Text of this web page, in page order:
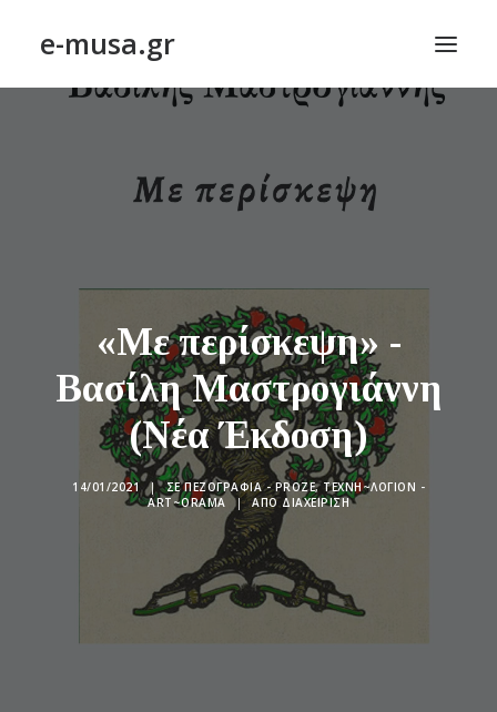
e-musa.gr
ΠΟΙΗΣΗ – POETRY
ΑΠΟΔΕΛΤΙΩΣΗ
ΣΥΝΤΑΚΤΙΚΗ ΟΜΑΔΑ
ΕΠΙΚΟΙΝΩΝΙΑ
ΑΝΑΖΉΤΗΣΗ
«Με περίσκεψη» -
Βασίλη Μαστρογιάννη
(Νέα Έκδοση)
14/01/2021 | ΣΕΠΕΖΟΓΡΑΦΊΑ - PROZE,ΤΕΧΝΗ~ΛΌΓΙΟΝ -
ART~ORAMA
| ΑΠΌΔΙΑΧΕΊΡΙΣΗ